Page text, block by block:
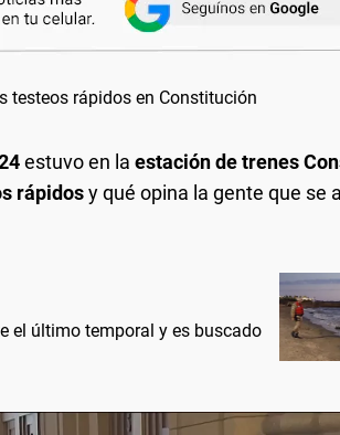
estuvo en la estación de trenes
rápidosy qué opina la gente que se
el último temporal y es buscado